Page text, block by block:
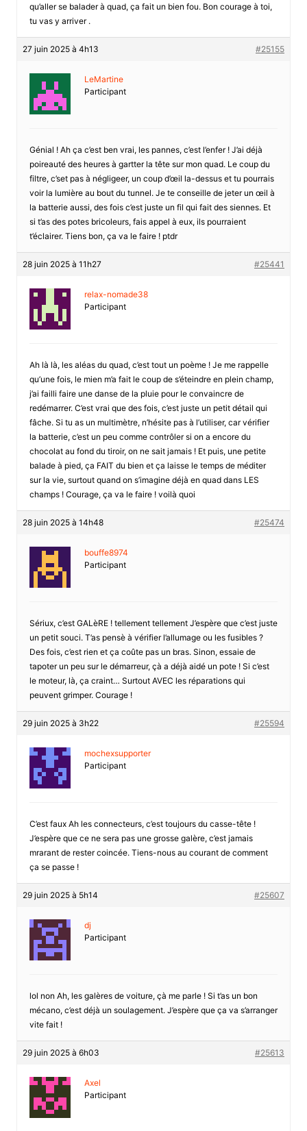
qu’aller se balader à quad, ça fait un bien fou. Bon courage à toi,
tu vas y arriver .
27 juin 2025 à 4h13 #25155
LeMartine
Participant
Génial ! Ah ça c’est ben vrai, les pannes, c’est l’enfer ! J’ai déjà
poireauté des heures à gartter la tête sur mon quad. Le coup du
filtre, c’set pas à négligeer, un coup d’œil la-dessus et tu pourrais
voir la lumière au bout du tunnel. Je te conseille de jeter un œil à
la batterie aussi, des fois c’est juste un fil qui fait des siennes. Et
si t’as des potes bricoleurs, fais appel à eux, ils pourraient
t’éclairer. Tiens bon, ça va le faire ! ptdr
28 juin 2025 à 11h27 #25441
relax-nomade38
Participant
Ah là là, les aléas du quad, c’est tout un poème ! Je me rappelle
qu’une fois, le mien m’a fait le coup de s’éteindre en plein champ,
j’ai failli faire une danse de la pluie pour le convaincre de
redémarrer. C’est vrai que des fois, c’est juste un petit détail qui
fâche. Si tu as un multimètre, n’hésite pas à l’utiliser, car vérifier
la batterie, c’est un peu comme contrôler si on a encore du
chocolat au fond du tiroir, on ne sait jamais ! Et puis, une petite
balade à pied, ça FAIT du bien et ça laisse le temps de méditer
sur la vie, surtout quand on s’imagine déjà en quad dans LES
champs ! Courage, ça va le faire ! voilà quoi
28 juin 2025 à 14h48 #25474
bouffe8974
Participant
Sériux, c’est GALèRE ! tellement tellement J’espère que c’est juste
un petit souci. T’as pensè à vérifier l’allumage ou les fusibles ?
Des fois, c’est rien et ça coûte pas un bras. Sinon, essaie de
tapoter un peu sur le démarreur, çà a déjà aidé un pote ! Si c’est
le moteur, là, ça craint… Surtout AVEC les réparations qui
peuvent grimper. Courage !
29 juin 2025 à 3h22 #25594
mochexsupporter
Participant
C’est faux Ah les connecteurs, c’est toujours du casse-tête !
J’espère que ce ne sera pas une grosse galère, c’est jamais
mrarant de rester coincée. Tiens-nous au courant de comment
ça se passe !
29 juin 2025 à 5h14 #25607
dj
Participant
lol non Ah, les galères de voiture, çà me parle ! Si t’as un bon
mécano, c’est déjà un soulagement. J’espère que ça va s’arranger
vite fait !
29 juin 2025 à 6h03 #25613
Axel
Participant